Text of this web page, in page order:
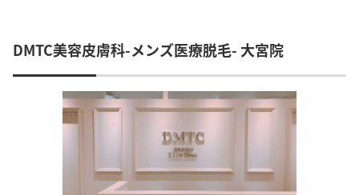
DMTC美容皮膚科-メンズ医療脱毛- 大宮院